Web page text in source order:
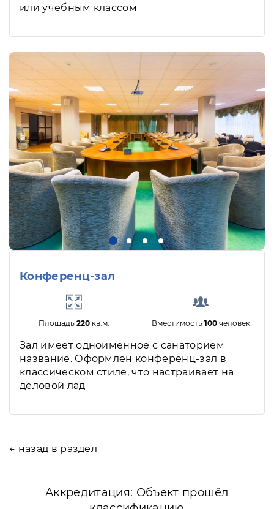
или учебным классом
Конференц-зал
Площадь 220кв.м. Вместимость 100человек
Зал имеет одноименное с санаторием
название. Оформлен конференц-зал в
классическом стиле, что настраивает на
деловой лад
← назад в раздел
Аккредитация: Объект прошёл